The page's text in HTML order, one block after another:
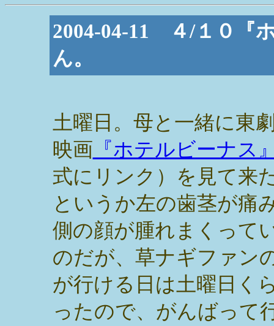
2004-04-11 ４/１０『
ん。
土曜日。母と一緒に東
映画 『ホテルビーナス
式にリンク）を見て来
というか左の歯茎が痛
側の顔が腫れまくって
のだが、草ナギファン
が行ける日は土曜日く
ったので、がんばって